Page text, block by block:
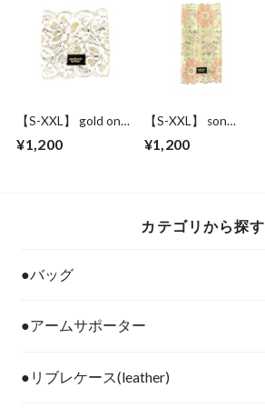
【S-XXL】 gold on
¥1,200
【S-XXL】 son
¥1,200
カテゴリから探す
●バッグ
●アームサポーター
●リブレケース(leather)